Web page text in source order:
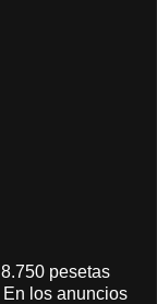
pesetas
En los anuncios